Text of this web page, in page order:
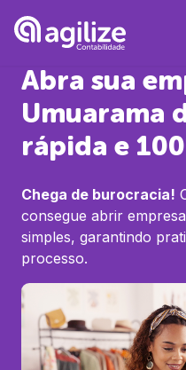
Abra sua
Umuarama
rápida e
Chega de burocracia!
consegue abrir
simples, garantindo
processo.